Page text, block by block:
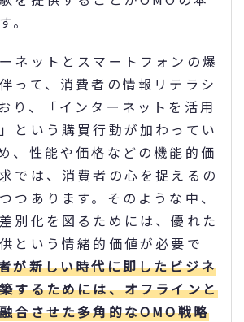
。
ネットとスマートフォンの爆
って、消費者の情報リテラシ
り、「インターネットを活用
という購買行動が加わってい
、性能や価格などの機能的価
では、消費者の心を捉えるの
つあります。そのような中、
別化を図るためには、優れた
という情緒的価値が必要で
が新しい時代に即したビジネ
するためには、オフラインと
合させた多角的なOMO戦略